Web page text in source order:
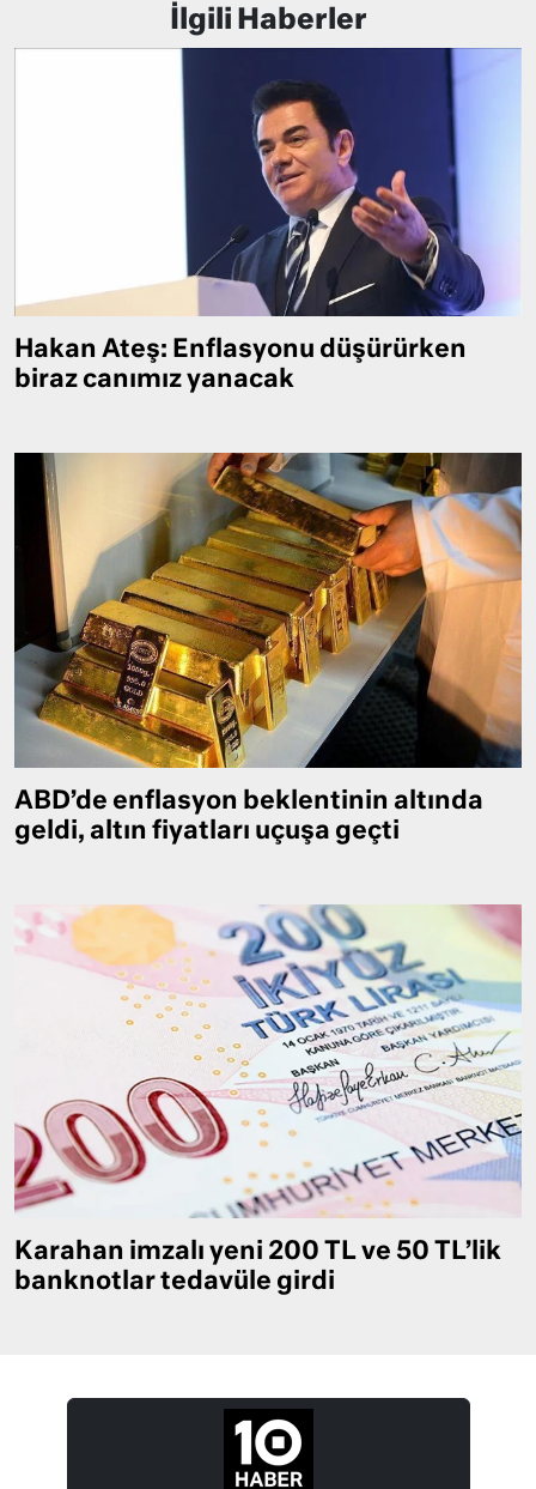
İlgili Haberler
Hakan Ateş: Enflasyonu düşürürken
biraz canımız yanacak
ABD’de enflasyon beklentinin altında
geldi, altın fiyatları uçuşa geçti
Karahan imzalı yeni 200 TL ve 50 TL’lik
banknotlar tedavüle girdi